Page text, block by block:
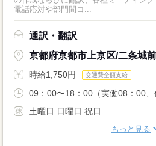
電話応対や部門間コ...
通訳・翻訳
京都府京都市上京区/二条城
時給1,750円 交通費全額支給
09：00〜18：00（実働08：00、
土曜日 日曜日 祝日
もっと見る